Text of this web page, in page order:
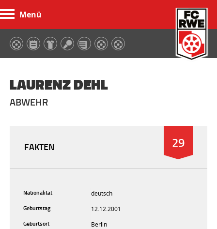
Menü
LAURENZ DEHL
ABWEHR
29
FAKTEN
Nationalität
deutsch
Geburtstag
12.12.2001
Geburtsort
Berlin